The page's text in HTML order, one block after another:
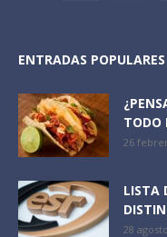
ENTRADAS POPULARES
TODO
26
LISTA
28